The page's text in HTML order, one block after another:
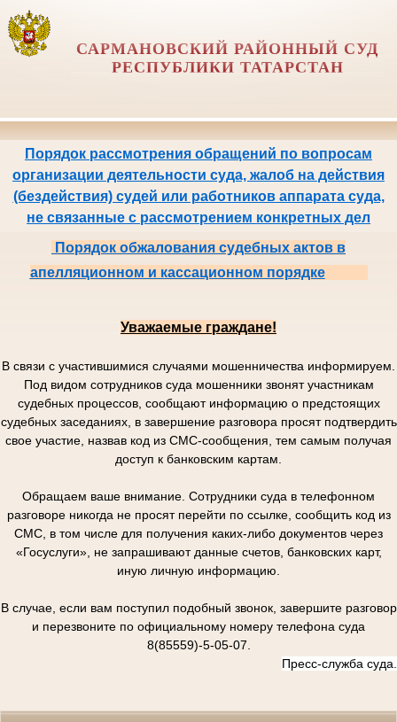
САРМАНОВСКИЙ РАЙОННЫЙ СУД
РЕСПУБЛИКИ ТАТАРСТАН
Порядок рассмотрения обращений по вопросам
организации деятельности суда, жалоб на действия
(бездействия) судей или работников аппарата суда,
не связанные с рассмотрением конкретных дел
Порядок обжалования судебных актов в
апелляционном и кассационном порядке
Уважаемые граждане!
В связи с участившимися случаями мошенничества информируем.
Под видом сотрудников суда мошенники звонят участникам
судебных процессов, сообщают информацию о предстоящих
судебных заседаниях, в завершение разговора просят подтвердить
свое участие, назвав код из СМС-сообщения, тем самым получая
доступ к банковским картам.
Обращаем ваше внимание. Сотрудники суда в телефонном
разговоре никогда не просят перейти по ссылке, сообщить код из
СМС, в том числе для получения каких-либо документов через
«Госуслуги», не запрашивают данные счетов, банковских карт,
иную личную информацию.
В случае, если вам поступил подобный звонок, завершите разговор
и перезвоните по официальному номеру телефона суда
8(85559)-5-05-07.
Пресс-служба суда.